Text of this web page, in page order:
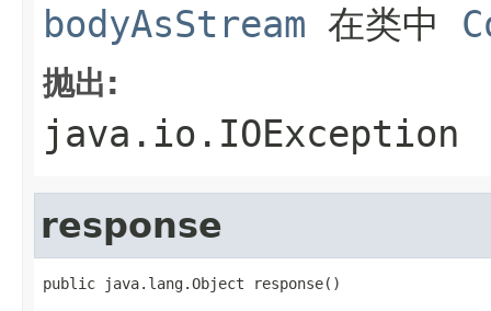
bodyAsStream 在类中
抛出:
java.io.IOException
response
public java.lang.Object response()